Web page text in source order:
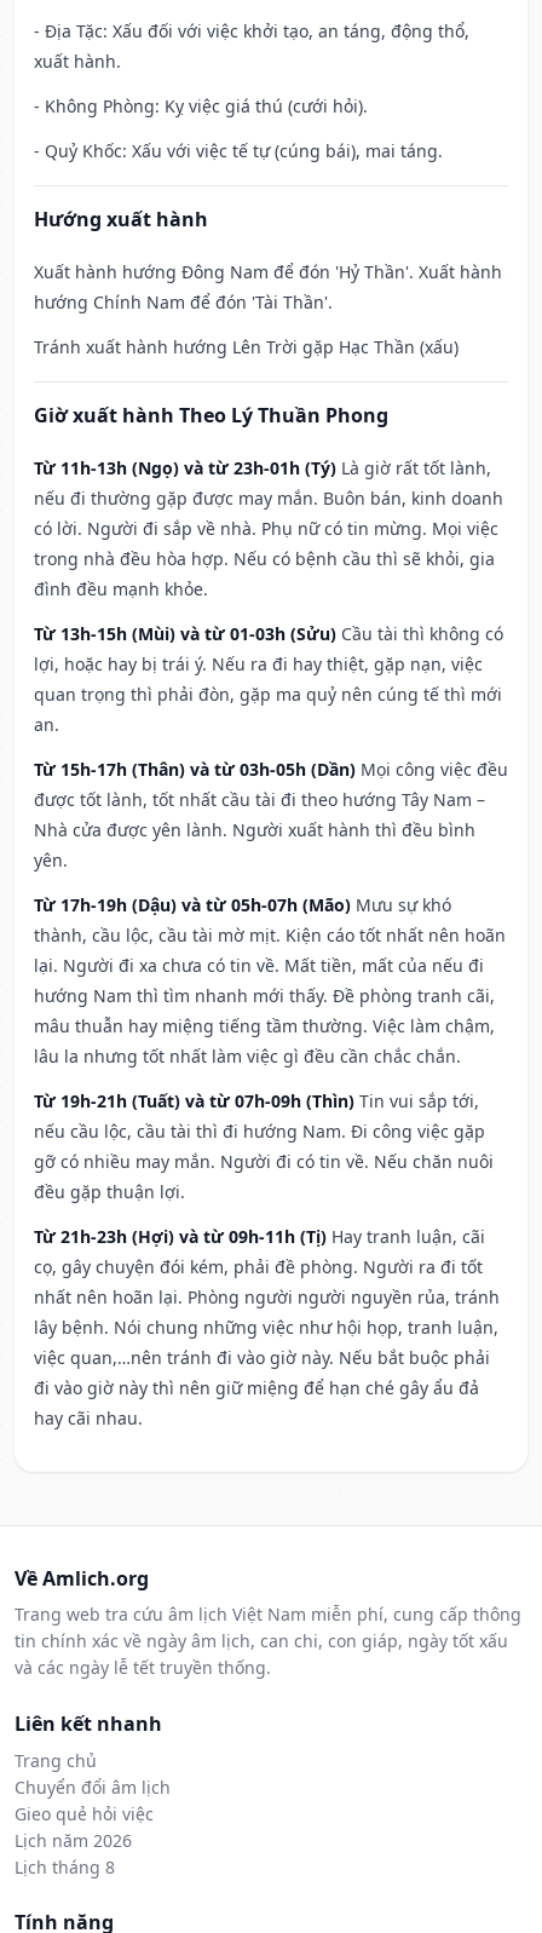
- Địa Tặc: Xấu đối với việc khởi tạo, an táng, động thổ,
xuất hành.
- Không Phòng: Kỵ việc giá thú (cưới hỏi).
- Quỷ Khốc: Xấu với việc tế tự (cúng bái), mai táng.
Hướng xuất hành
Xuất hành hướng Đông Nam để đón 'Hỷ Thần'. Xuất hành
hướng Chính Nam để đón 'Tài Thần'.
Tránh xuất hành hướng Lên Trời gặp Hạc Thần (xấu)
Giờ xuất hành Theo Lý Thuần Phong
Từ 11h-13h (Ngọ) và từ 23h-01h (Tý) Là giờ rất tốt lành,
nếu đi thường gặp được may mắn. Buôn bán, kinh doanh
có lời. Người đi sắp về nhà. Phụ nữ có tin mừng. Mọi việc
trong nhà đều hòa hợp. Nếu có bệnh cầu thì sẽ khỏi, gia
đình đều mạnh khỏe.
Từ 13h-15h (Mùi) và từ 01-03h (Sửu) Cầu tài thì không có
lợi, hoặc hay bị trái ý. Nếu ra đi hay thiệt, gặp nạn, việc
quan trọng thì phải đòn, gặp ma quỷ nên cúng tế thì mới
an.
Từ 15h-17h (Thân) và từ 03h-05h (Dần) Mọi công việc đều
được tốt lành, tốt nhất cầu tài đi theo hướng Tây Nam –
Nhà cửa được yên lành. Người xuất hành thì đều bình
yên.
Từ 17h-19h (Dậu) và từ 05h-07h (Mão) Mưu sự khó
thành, cầu lộc, cầu tài mờ mịt. Kiện cáo tốt nhất nên hoãn
lại. Người đi xa chưa có tin về. Mất tiền, mất của nếu đi
hướng Nam thì tìm nhanh mới thấy. Đề phòng tranh cãi,
mâu thuẫn hay miệng tiếng tầm thường. Việc làm chậm,
lâu la nhưng tốt nhất làm việc gì đều cần chắc chắn.
Từ 19h-21h (Tuất) và từ 07h-09h (Thìn) Tin vui sắp tới,
nếu cầu lộc, cầu tài thì đi hướng Nam. Đi công việc gặp
gỡ có nhiều may mắn. Người đi có tin về. Nếu chăn nuôi
đều gặp thuận lợi.
Từ 21h-23h (Hợi) và từ 09h-11h (Tị) Hay tranh luận, cãi
cọ, gây chuyện đói kém, phải đề phòng. Người ra đi tốt
nhất nên hoãn lại. Phòng người người nguyền rủa, tránh
lây bệnh. Nói chung những việc như hội họp, tranh luận,
việc quan,…nên tránh đi vào giờ này. Nếu bắt buộc phải
đi vào giờ này thì nên giữ miệng để hạn ché gây ẩu đả
hay cãi nhau.
Về Amlich.org
Trang web tra cứu âm lịch Việt Nam miễn phí, cung cấp thông
tin chính xác về ngày âm lịch, can chi, con giáp, ngày tốt xấu
và các ngày lễ tết truyền thống.
Liên kết nhanh
Trang chủ
Chuyển đổi âm lịch
Gieo quẻ hỏi việc
Lịch năm 2026
Lịch tháng 8
Tính năng